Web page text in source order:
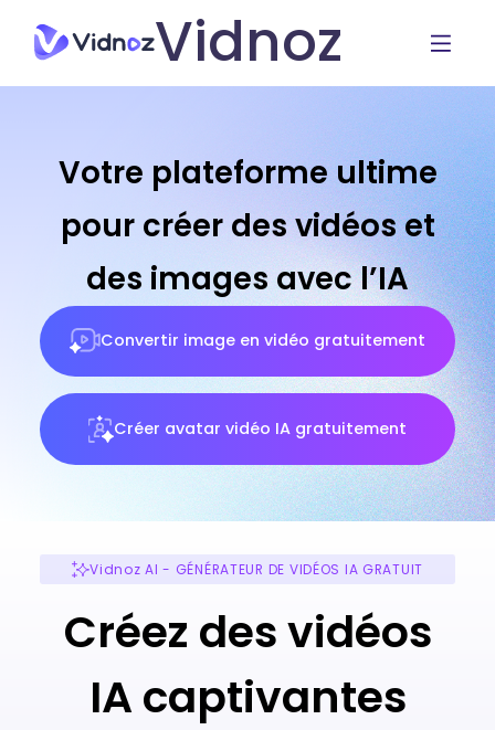
Vidnoz
Vidnoz AI - GÉNÉRATEUR DE VIDÉOS IA GRATUIT
Créez des vidéos
IA captivantes
Votre plateforme ultime
pour créer des vidéos et
des images avec l’IA
Convertir image en vidéo gratuitement
Créer avatar vidéo IA gratuitement